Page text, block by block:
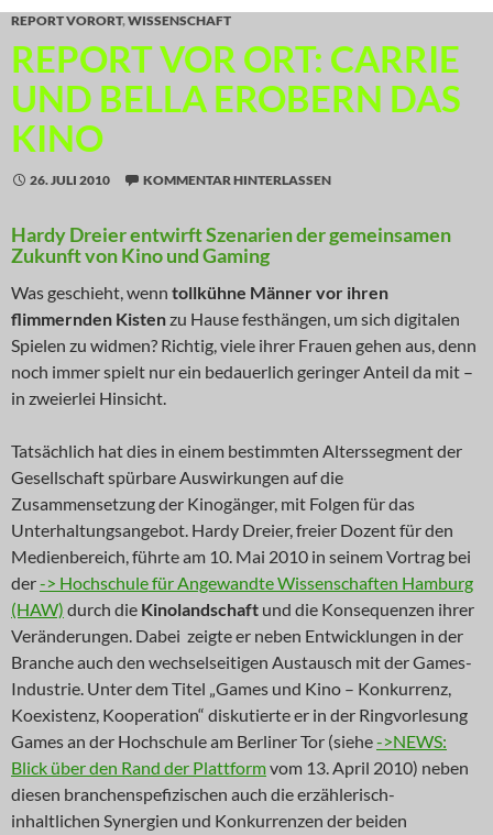
REPORT VORORT,WISSENSCHAFT
REPORT VOR ORT: CARRIE
UND BELLA EROBERN DAS
KINO
26. JULI 2010 KOMMENTAR HINTERLASSEN
Hardy Dreier entwirft Szenarien der gemeinsamen
Zukunft von Kino und Gaming
Was geschieht, wenn tollkühne Männer vor ihren
flimmernden Kistenzu Hause festhängen, um sich digitalen
Spielen zu widmen? Richtig, viele ihrer Frauen gehen aus, denn
noch immer spielt nur ein bedauerlich geringer Anteil da mit –
in zweierlei Hinsicht.
Tatsächlich hat dies in einem bestimmten Alterssegment der
Gesellschaft spürbare Auswirkungen auf die
Zusammensetzung der Kinogänger, mit Folgen für das
Unterhaltungsangebot. Hardy Dreier, freier Dozent für den
Medienbereich, führte am 10. Mai 2010 in seinem Vortrag bei
der-> Hochschule für Angewandte Wissenschaften Hamburg
(HAW) durch die Kinolandschaft und die Konsequenzen ihrer
Veränderungen. Dabei zeigte er neben Entwicklungen in der
Branche auch den wechselseitigen Austausch mit der Games-
Industrie. Unter dem Titel „Games und Kino – Konkurrenz,
Koexistenz, Kooperation“ diskutierte er in der Ringvorlesung
Games an der Hochschule am Berliner Tor (siehe->NEWS:
Blick über den Rand der Plattformvom 13. April 2010) neben
diesen branchenspefizischen auch die erzählerisch-
inhaltlichen Synergien und Konkurrenzen der beiden